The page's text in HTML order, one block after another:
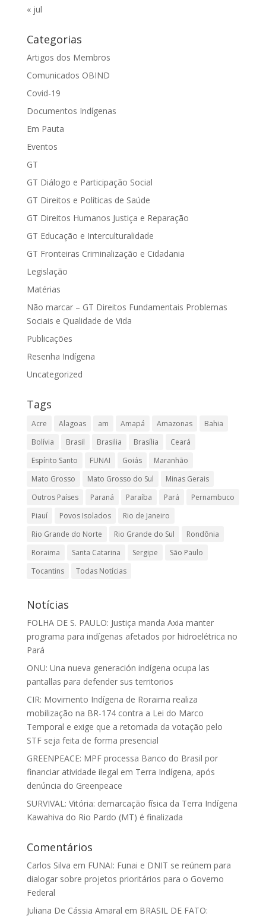
« jul
Categorias
Artigos dos Membros
Comunicados OBIND
Covid-19
Documentos Indígenas
Em Pauta
Eventos
GT
GT Diálogo e Participação Social
GT Direitos e Políticas de Saúde
GT Direitos Humanos Justiça e Reparação
GT Educação e Interculturalidade
GT Fronteiras Criminalização e Cidadania
Legislação
Matérias
Não marcar – GT Direitos Fundamentais Problemas
Sociais e Qualidade de Vida
Publicações
Resenha Indígena
Uncategorized
Tags
Acre Alagoas am Amapá Amazonas
Bahia
Bolívia
Brasil Brasilia Brasília
Ceará
Espírito Santo
FUNAI Goiás
Maranhão
Mato Grosso
Mato Grosso do Sul
Minas Gerais
Outros Países
Paraná Paraíba Pará
Pernambuco
Piauí
Povos Isolados
Rio de Janeiro
Rio Grande do Norte
Rio Grande do Sul
Rondônia
Roraima
Santa Catarina Sergipe
São Paulo
Tocantins
Todas Notícias
Notícias
FOLHA DE S. PAULO: Justiça manda Axia manter
programa para indígenas afetados por hidroelétrica no
Pará
ONU: Una nueva generación indígena ocupa las
pantallas para defender sus territorios
CIR: Movimento Indígena de Roraima realiza
mobilização na BR-174 contra a Lei do Marco
Temporal e exige que a retomada da votação pelo
STF seja feita de forma presencial
GREENPEACE: MPF processa Banco do Brasil por
financiar atividade ilegal em Terra Indígena, após
denúncia do Greenpeace
SURVIVAL: Vitória: demarcação física da Terra Indígena
Kawahiva do Rio Pardo (MT) é finalizada
Comentários
Carlos Silva em FUNAI: Funai e DNIT se reúnem para
dialogar sobre projetos prioritários para o Governo
Federal
Juliana De Cássia Amaral em BRASIL DE FATO: